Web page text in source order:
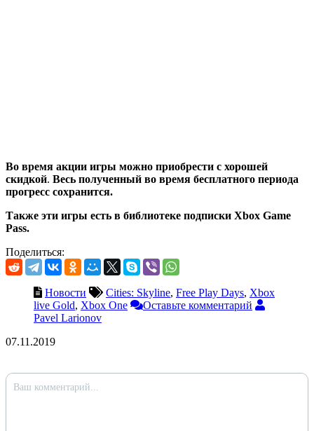
Во время акции игры можно приобрести с хорошей
скидкой. Весь полученный во время бесплатного периода
прогресс сохранится.
Также эти игры есть в библиотеке подписки Xbox Game
Pass.
Поделиться:
Новости Cities: Skyline, Free Play Days, Xbox
live Gold, Xbox One
Оставьте комментарий
Pavel Larionov
07.11.2019